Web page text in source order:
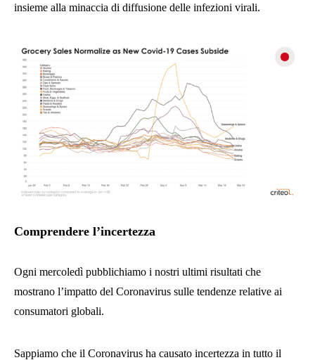
insieme alla minaccia di diffusione delle infezioni virali.
Comprendere l’incertezza
Ogni mercoledì pubblichiamo i nostri ultimi risultati che
mostrano l’impatto del Coronavirus sulle tendenze relative ai
consumatori globali.
Sappiamo che il Coronavirus ha causato incertezza in tutto il